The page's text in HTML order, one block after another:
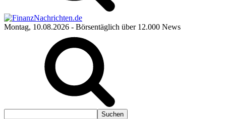
Montag, 10.08.2026 - Börsentäglich über 12.000 News